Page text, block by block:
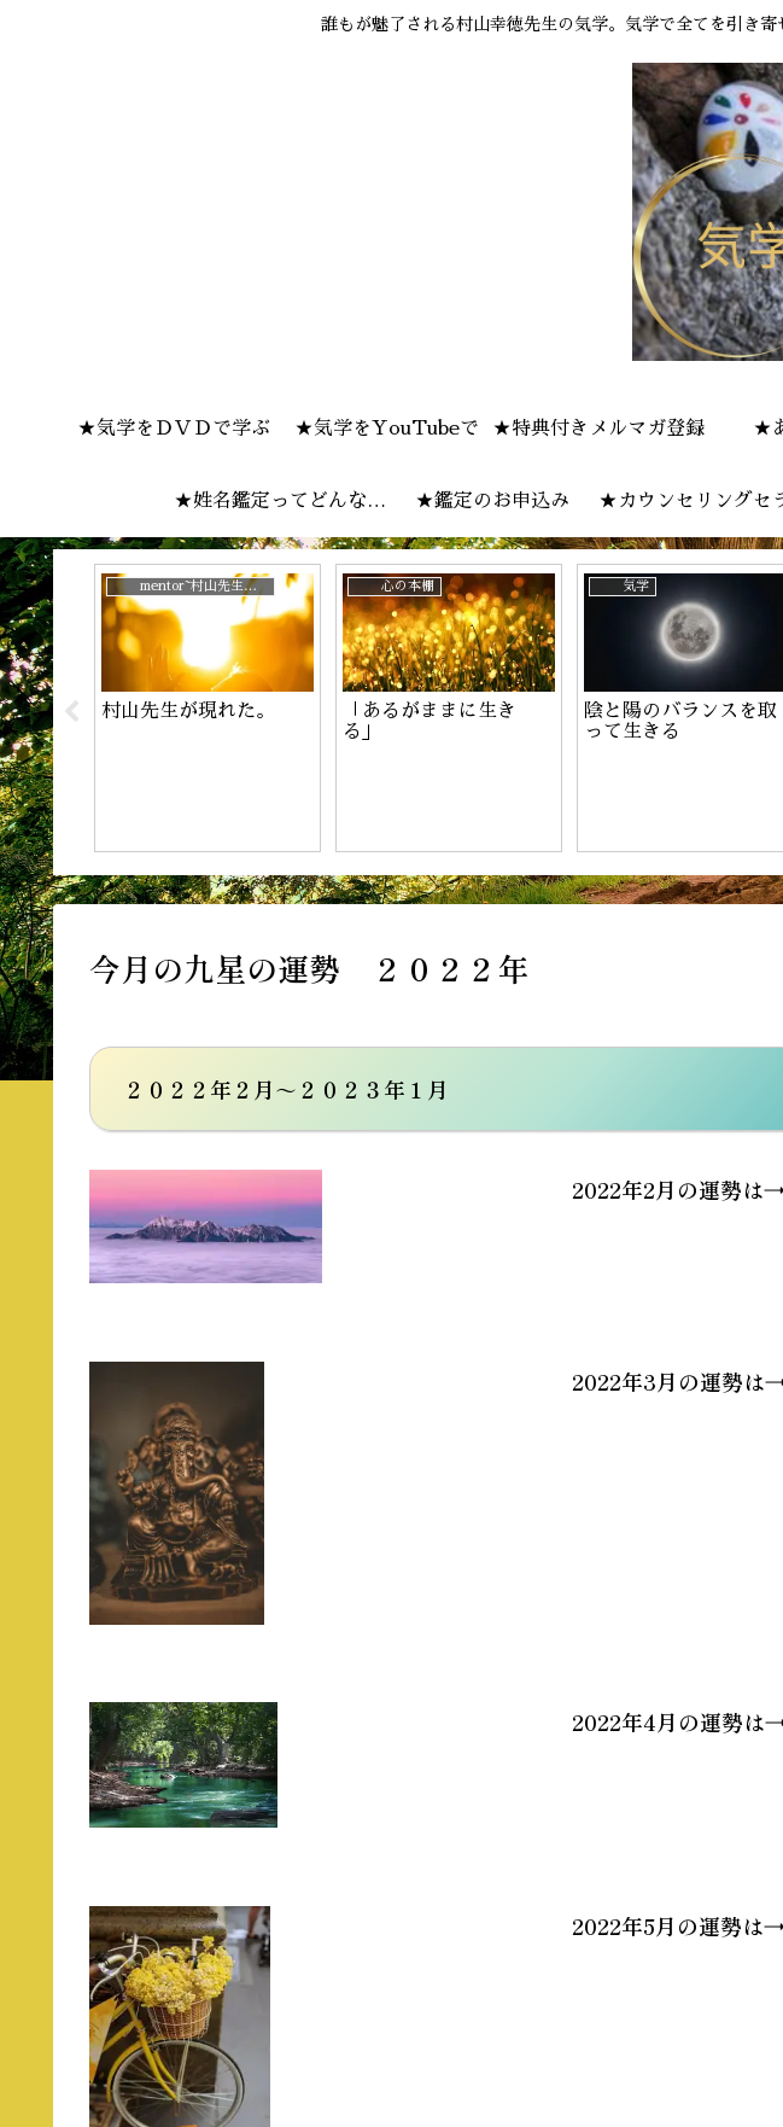
誰もが魅了される村山幸徳先生の気学。気学で全てを引き
★気学をＤＶＤで学ぶ ★気学をYouTubeで ★特典付きメルマガ登録 ★
★姓名鑑定ってどんな感
じ？
★鑑定のお申込み ★カウンセリングセ
ーのお申込み
mentor~村山先生と。
村山先生が現れた。
心の本棚
「あるがままに生き
る」
気学
陰と陽のバランスを取
って生きる
今月の九星の運勢 ２０２２年
２０２２年２月～２０２３年１月
2022年2月の運勢は→
2022年3月の運勢は
2022年4月の運勢は
2022年5月の運勢は→